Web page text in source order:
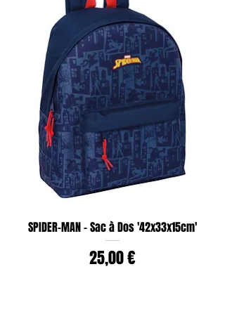
SPIDER-MAN - Sac à Dos '42x33x15cm'
Prix
25,00 €